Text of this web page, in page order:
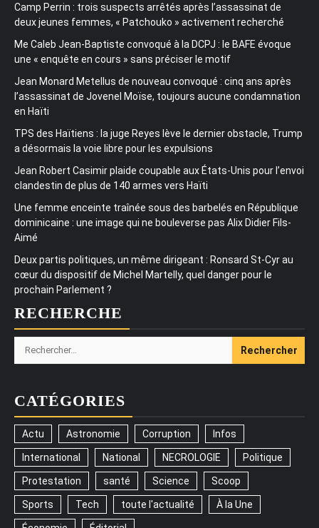
Camp Perrin : trois suspects arrêtés après l’assassinat de
deux jeunes femmes, « Patchouko » activement recherché
Me Caleb Jean-Baptiste convoqué à la DCPJ : le BAFE évoque
une « enquête en cours » sans préciser le motif
Jean Monard Metellus de nouveau convoqué : cinq ans après
l’assassinat de Jovenel Moïse, toujours aucune condamnation
en Haïti
TPS des Haïtiens : la juge Reyes lève le dernier obstacle, Trump
a désormais la voie libre pour les expulsions
Jean Robert Casimir plaide coupable aux États-Unis pour l’envoi
clandestin de plus de 140 armes vers Haïti
Une femme enceinte traînée sous des barbelés en République
dominicaine : une image qui ne bouleverse pas Alix Didier Fils-
Aimé
Deux partis politiques, un même dirigeant : Ronsard St-Cyr au
cœur du dispositif de Michel Martelly, quel danger pour le
prochain Parlement ?
RECHERCHE
Rechercher :
CATÉGORIES
Actu Astronomie Corruption Infos
International National NECROLOGIE Politique
Protestation santé Science Scoop
Sports Tech toute l'actualité À la Une